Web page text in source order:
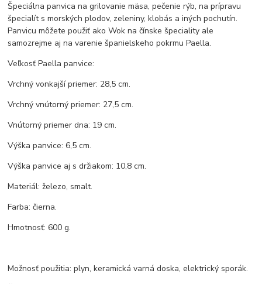
Špeciálna panvica na grilovanie mäsa, pečenie rýb, na prípravu
špecialít s morských plodov, zeleniny, klobás a iných pochutín.
Panvicu môžete použiť ako Wok na čínske špeciality ale
samozrejme aj na varenie španielskeho pokrmu Paella.
Veľkosť Paella panvice:
Vrchný vonkajší priemer: 28,5 cm.
Vrchný vnútorný priemer: 27,5 cm.
Vnútorný priemer dna: 19 cm.
Výška panvice: 6,5 cm.
Výška panvice aj s držiakom: 10,8 cm.
Materiál: železo, smalt.
Farba: čierna.
Hmotnosť: 600 g.
Možnosť použitia: plyn, keramická varná doska, elektrický sporák.